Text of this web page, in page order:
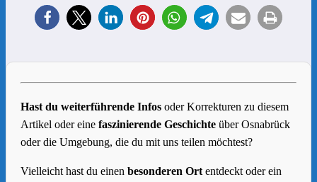
Hast du weiterführende Infos oder Korrekturen zu diesem
Artikel oder eine faszinierende Geschichte über Osnabrück
oder die Umgebung, die du mit uns teilen möchtest?
Vielleicht hast du einen besonderen Ort entdeckt oder ein